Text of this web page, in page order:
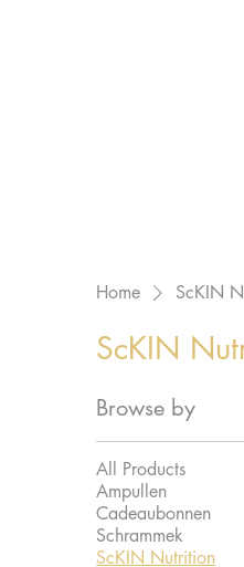
Home ScKIN
ScKIN
Browse by
All Products
Ampullen
Cadeaubonnen
Schrammek
ScKIN Nutrition